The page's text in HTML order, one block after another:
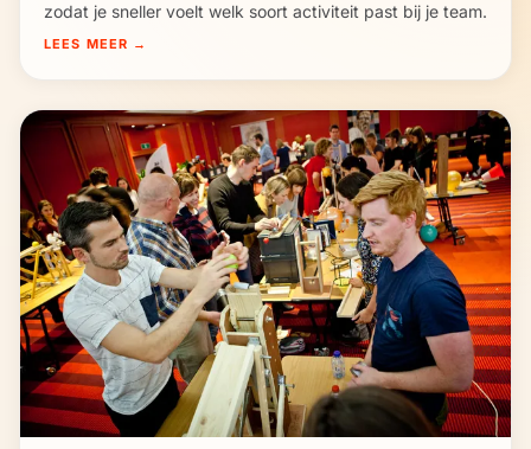
zodat je sneller voelt welk soort activiteit past bij je team.
LEES MEER →